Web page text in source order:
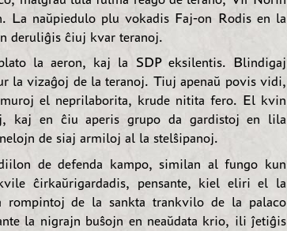
La naŭpiedulo plu vokadis Faj-on Rodis en la
deruliĝis ĉiuj kvar teranoj.
la aeron, kaj la SDP eksilentis. Blindigaj
la vizaĝoj de la teranoj. Tiuj apenaŭ povis vidi,
el neprilaborita, krude nitita fero. El kvin
kaj en ĉiu aperis grupo da gardistoj en lila
de siaj armiloj al la stelŝipanoj.
de defenda kampo, similan al fungo kun
ĉirkaŭrigardadis, pensante, kiel eliri el la
de la sankta trankvilo de la palaco
la nigrajn buŝojn en neaŭdata krio, ili ĵetiĝis